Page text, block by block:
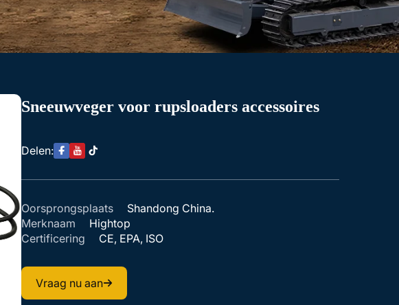
Sneeuwveger voor rupsloaders accessoires
Delen:
Oorsprongsplaats
Shandong China.
Merknaam
Hightop
Certificering
CE, EPA, ISO
Vraag nu aan